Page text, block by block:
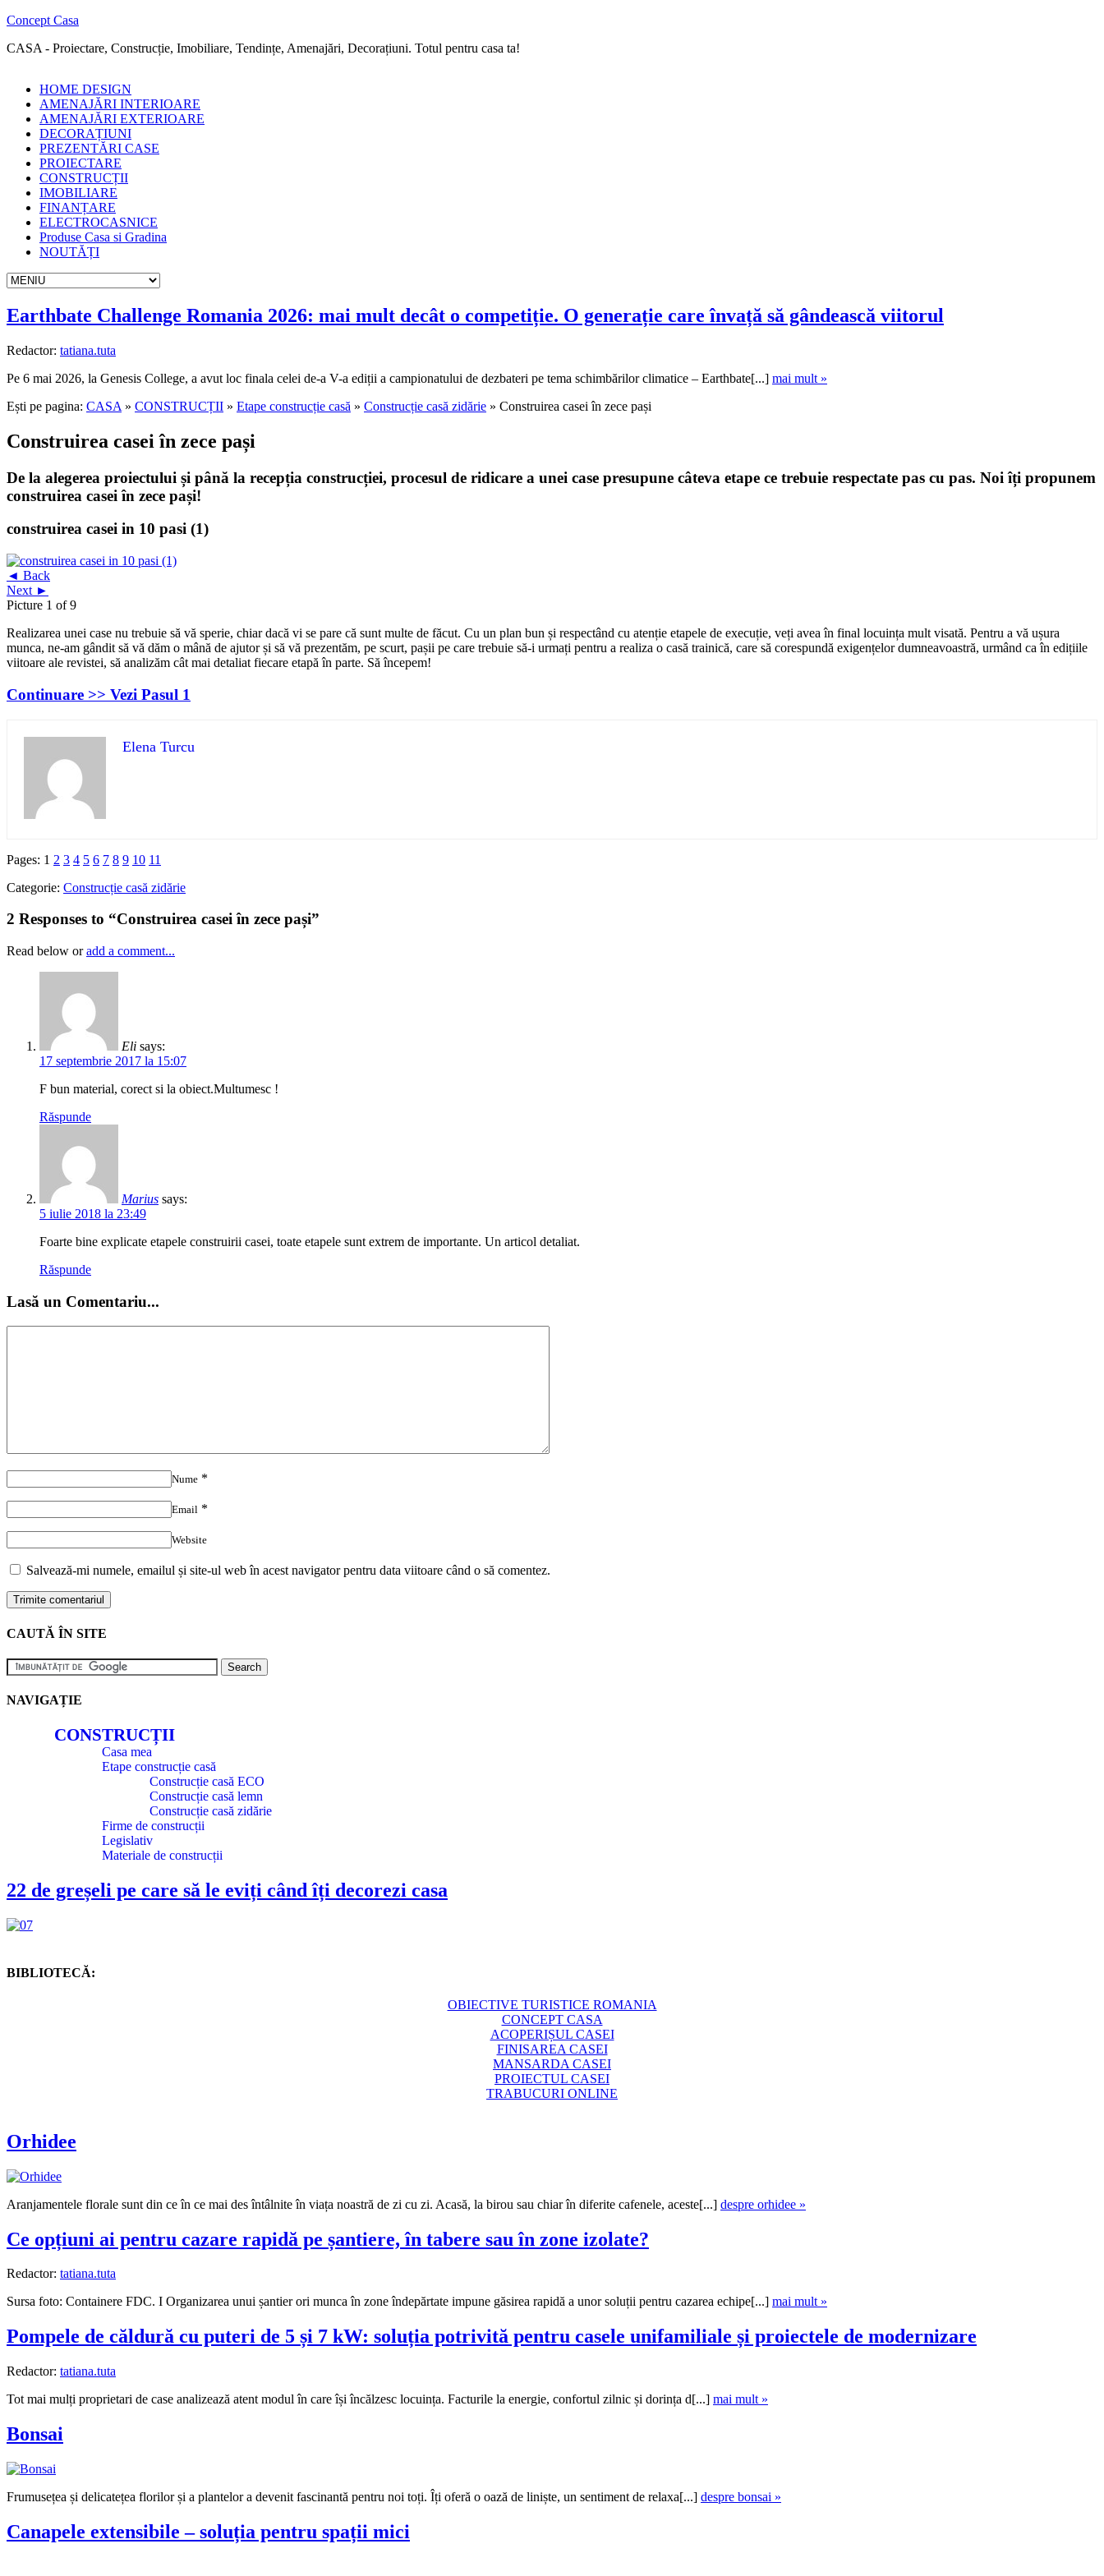
Concept Casa
CASA - Proiectare, Construcție, Imobiliare, Tendințe, Amenajări, Decorațiuni. Totul pentru casa ta!
HOME DESIGN
AMENAJĂRI INTERIOARE
AMENAJĂRI EXTERIOARE
DECORAȚIUNI
PREZENTĂRI CASE
PROIECTARE
CONSTRUCȚII
IMOBILIARE
FINANȚARE
ELECTROCASNICE
Produse Casa si Gradina
NOUTĂȚI
Earthbate Challenge Romania 2026: mai mult decât o competiție. O generație care învață să gândească viitorul
Redactor: tatiana.tuta
Pe 6 mai 2026, la Genesis College, a avut loc finala celei de-a V-a ediții a campionatului de dezbateri pe tema schimbărilor climatice – Earthbate[...] mai mult »
Ești pe pagina: CASA » CONSTRUCȚII » Etape construcție casă » Construcție casă zidărie » Construirea casei în zece pași
Construirea casei în zece pași
De la alegerea proiectului și până la recepția construcției, procesul de ridicare a unei case presupune câteva etape ce trebuie respectate pas cu pas. Noi îți propunem
construirea casei în zece pași!
construirea casei in 10 pasi (1)
◄ Back
Next ►
Picture 1 of 9
Realizarea unei case nu trebuie să vă sperie, chiar dacă vi se pare că sunt multe de făcut. Cu un plan bun și respectând cu atenție etapele de execuție, veți avea în final locuința mult visată. Pentru a vă ușura
munca, ne-am gândit să vă dăm o mână de ajutor și să vă prezentăm, pe scurt, pașii pe care trebuie să-i urmați pentru a realiza o casă trainică, care să corespundă exigențelor dumneavoastră, urmând ca în edițiile
viitoare ale revistei, să analizăm cât mai detaliat fiecare etapă în parte. Să începem!
Continuare >> Vezi Pasul 1
Elena Turcu
Pages: 1 2 3 4 5 6 7 8 9 10 11
Categorie: Construcție casă zidărie
2 Responses to “Construirea casei în zece pași”
Read below oradd a comment...
Eli says:
17 septembrie 2017 la 15:07
F bun material, corect si la obiect.Multumesc !
Răspunde
Marius says:
5 iulie 2018 la 23:49
Foarte bine explicate etapele construirii casei, toate etapele sunt extrem de importante. Un articol detaliat.
Răspunde
Lasă un Comentariu...
Nume *
Email *
Website
Salvează-mi numele, emailul și site-ul web în acest navigator pentru data viitoare când o să comentez.
CAUTĂ ÎN SITE
NAVIGAȚIE
CONSTRUCȚII
Casa mea
Etape construcție casă
Construcție casă ECO
Construcție casă lemn
Construcție casă zidărie
Firme de construcții
Legislativ
Materiale de construcții
22 de greșeli pe care să le eviți când îți decorezi casa
BIBLIOTECĂ:
OBIECTIVE TURISTICE ROMANIA
CONCEPT CASA
ACOPERIȘUL CASEI
FINISAREA CASEI
MANSARDA CASEI
PROIECTUL CASEI
TRABUCURI ONLINE
Orhidee
Aranjamentele florale sunt din ce în ce mai des întâlnite în viața noastră de zi cu zi. Acasă, la birou sau chiar în diferite cafenele, aceste[...] despre orhidee »
Ce opțiuni ai pentru cazare rapidă pe șantiere, în tabere sau în zone izolate?
Redactor: tatiana.tuta
Sursa foto: Containere FDC. I Organizarea unui șantier ori munca în zone îndepărtate impune găsirea rapidă a unor soluții pentru cazarea echipe[...] mai mult »
Pompele de căldură cu puteri de 5 și 7 kW: soluția potrivită pentru casele unifamiliale și proiectele de modernizare
Redactor: tatiana.tuta
Tot mai mulți proprietari de case analizează atent modul în care își încălzesc locuința. Facturile la energie, confortul zilnic și dorința d[...] mai mult »
Bonsai
Frumusețea și delicatețea florilor și a plantelor a devenit fascinantă pentru noi toți. Îți oferă o oază de liniște, un sentiment de relaxa[...] despre bonsai »
Canapele extensibile – soluția pentru spații mici